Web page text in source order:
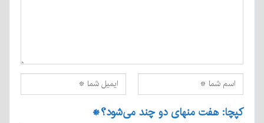
کپچا: هفت منهای دو چند می‌شود؟*